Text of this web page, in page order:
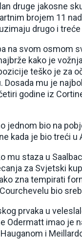
druge jakosne
brojem 11
drugo i
na svom osmom
kako je
teško je za
Dosada mu je
godine iz
jednom bio na
kada je bio treći u
mu staza u
za Svjetski
zna tempirati
bio
prvaka u
Odermatt imao je
i